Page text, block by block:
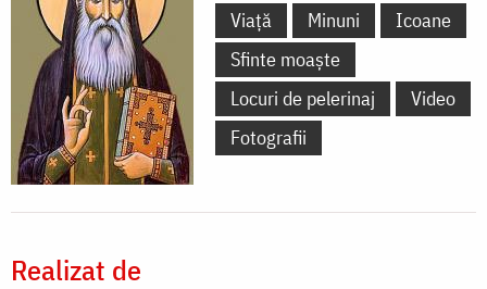
Viață Minuni
Icoane
Sfinte moaște
Locuri de pelerinaj
Video
Fotografii
Realizat de